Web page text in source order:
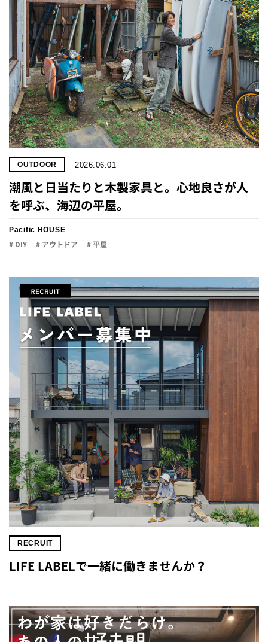
OUTDOOR 2026.06.01
潮風と日当たりと木製家具と。心地良さが人
を呼ぶ、海辺の平屋。
Pacific HOUSE
# DIY # アウトドア # 平屋
RECRUIT
LIFE LABELで一緒に働きませんか？